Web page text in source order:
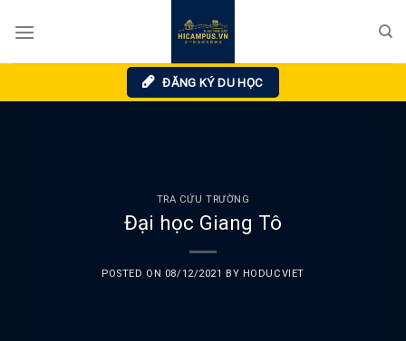
ĐĂNG KÝ DU HỌC
TRA CỨU TRƯỜNG
Đại học Giang Tô
POSTED ON 08/12/2021 BY HODUCVIET